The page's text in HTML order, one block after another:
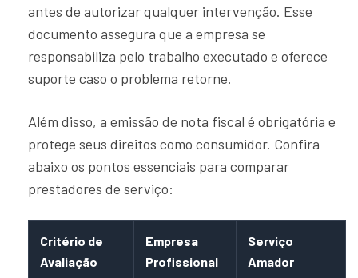
antes de autorizar qualquer intervenção. Esse
documento assegura que a empresa se
responsabiliza pelo trabalho executado e oferece
suporte caso o problema retorne.
Além disso, a emissão de nota fiscal é obrigatória e
protege seus direitos como consumidor. Confira
abaixo os pontos essenciais para comparar
prestadores de serviço:
Critério de
Avaliação
Empresa
Profissional
Serviço
Amador